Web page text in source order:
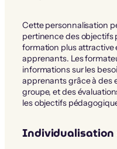
Cette personnalisation
pertinence des objectifs
formation plus attractive
apprenants. Les
informations sur les
apprenants grâce à des
groupe, et des
les objectifs
Individualisation